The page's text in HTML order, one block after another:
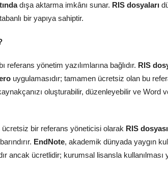
dışa aktarma imkânı sunar. RIS dosyaları
bir yapıya sahiptir.
referans yönetim yazılımlarına bağlıdır. RIS
uygulamasıdır; tamamen ücretsiz olan bu
oluşturabilir, düzenleyebilir ve Word
ücretsiz bir referans yöneticisi olarak RIS dosyası
EndNote, akademik dünyada yaygın
ancak ücretlidir; kurumsal lisansla kullanılması